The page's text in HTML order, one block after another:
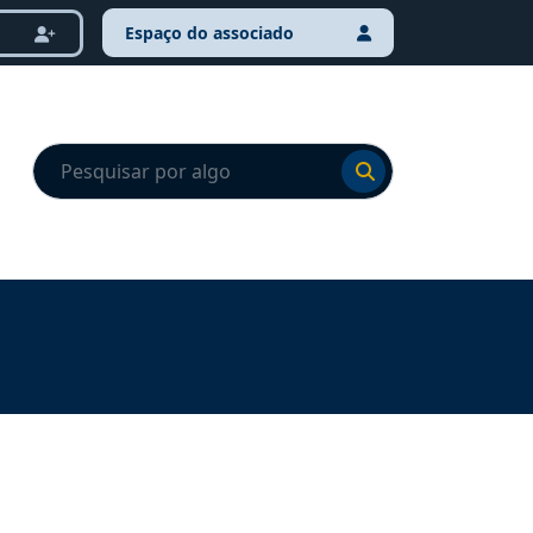
Espaço do associado
Ir para o resultado
Ir para o resultado